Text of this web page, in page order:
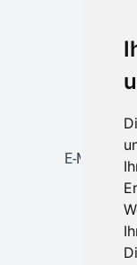
E-
E-Mail: